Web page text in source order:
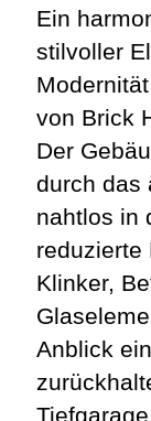
Ein
stilvoller
von Brick
Der
durch das
nahtlos in
reduzierte
Klinker,
Anblick